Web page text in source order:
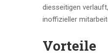
diesseitigen
inoffizieller
Vorteile